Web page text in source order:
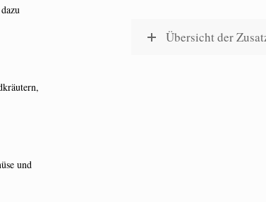
und
Übersicht der